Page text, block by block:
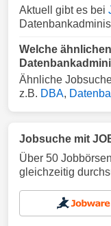
Aktuell gibt es bei
Welche
Ähnliche
z.B. DBA,
Jobsuche mit
Über 50
gleichzeitig